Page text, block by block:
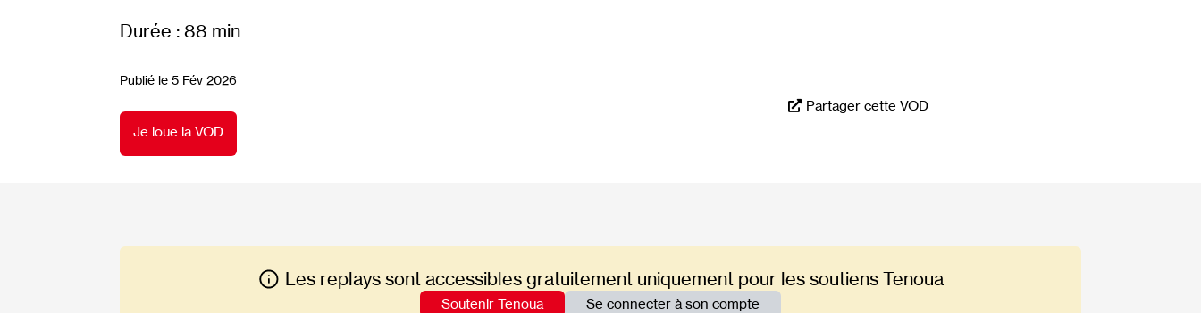
Durée : 88 min
Publié le 5 Fév 2026
Je loue la VOD
Partager cette VOD
Les replays sont accessibles gratuitement uniquement pour les soutiens Tenoua
Soutenir Tenoua Se connecter à son compte